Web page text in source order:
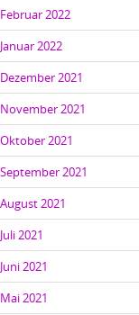
Februar 2022
Januar 2022
Dezember 2021
November 2021
Oktober 2021
September 2021
August 2021
Juli 2021
Juni 2021
Mai 2021